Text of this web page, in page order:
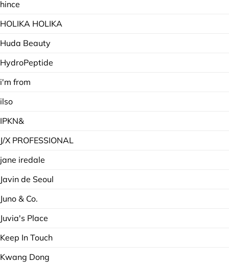
hince
HOLIKA HOLIKA
Huda Beauty
HydroPeptide
i'm from
ilso
IPKN&
J/X PROFESSIONAL
jane iredale
Javin de Seoul
Juno & Co.
Juvia's Place
Keep In Touch
Kwang Dong